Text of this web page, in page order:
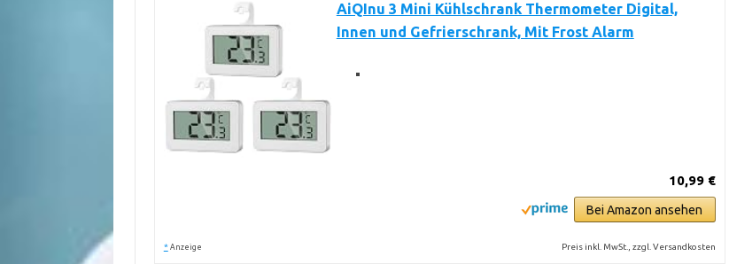
AiQInu 3 Mini Kühlschrank Thermometer Digital,
Innen und Gefrierschrank, Mit Frost Alarm
10,99 €
Bei Amazon ansehen
* Anzeige Preis inkl. MwSt., zzgl. Versandkosten